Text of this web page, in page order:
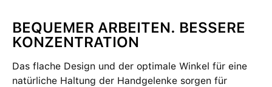
BEQUEMER ARBEITEN. BESSERE
KONZENTRATION
Das flache Design und der optimale Winkel für eine
natürliche Haltung der Handgelenke sorgen für